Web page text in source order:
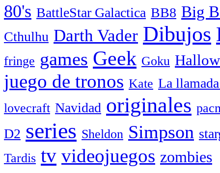
80's BattleStar Galactica BB8 Big
Cthulhu Darth Vader Dibujos
fringe games Geek Goku
juego de tronos Kate La
lovecraft Navidad originales
D2 series Sheldon Simpson
Tardis tv videojuegos zombies